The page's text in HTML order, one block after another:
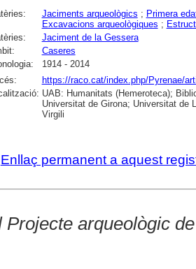
Jaciments arqueològics ; Primera
Excavacions arqueològiques ;
Jaciment de la Gessera
Caseres
1914 - 2014
https://raco.cat/index.php/Pyrenae/
UAB: Humanitats (Hemeroteca);
Universitat de Girona; Universitat de
Virgili
Enllaç permanent a aquest
Projecte arqueològic